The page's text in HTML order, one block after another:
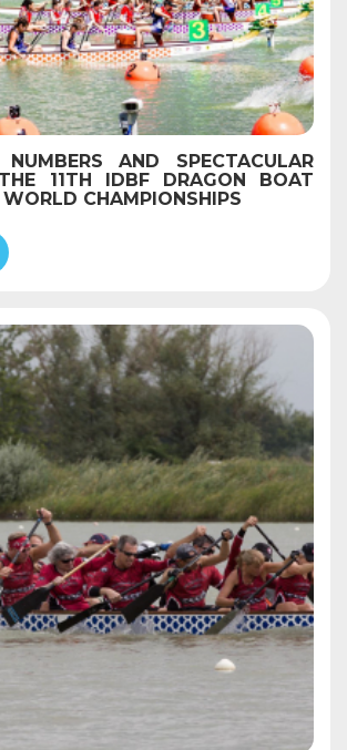
NUMBERS AND SPECTACULAR
11TH IDBF DRAGON BOAT
CHAMPIONSHIPS